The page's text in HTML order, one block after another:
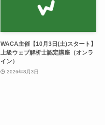
WACA主催【10月3日(土)スタート】
上級ウェブ解析士認定講座（オンラ
イン）
2026年8月3日